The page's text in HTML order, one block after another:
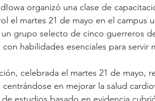
organizó una clase de
el martes 21 de mayo en el campus
grupo selecto de cinco guerreros
habilidades esenciales para servir
celebrada el martes 21 de mayo,
en mejorar la salud